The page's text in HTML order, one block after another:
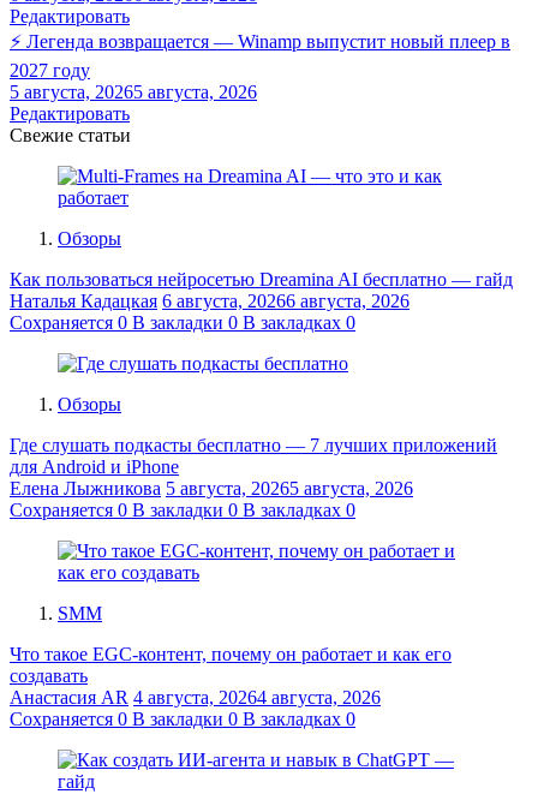
Редактировать
⚡ Легенда возвращается — Winamp выпустит новый плеер в
2027 году
5 августа, 20265 августа, 2026
Редактировать
Свежие статьи
Обзоры
Как пользоваться нейросетью Dreamina AI бесплатно — гайд
Наталья Кадацкая 6 августа, 20266 августа, 2026
Сохраняется 0 В закладки 0 В закладках 0
Обзоры
Где слушать подкасты бесплатно — 7 лучших приложений
для Android и iPhone
Елена Лыжникова 5 августа, 20265 августа, 2026
Сохраняется 0 В закладки 0 В закладках 0
SMM
Что такое EGC-контент, почему он работает и как его
создавать
Анастасия AR 4 августа, 20264 августа, 2026
Сохраняется 0 В закладки 0 В закладках 0